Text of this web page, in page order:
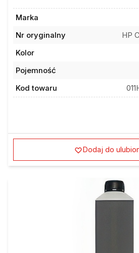
Marka
Nr oryginalny
HP
Kolor
Pojemność
Kod towaru
Dodaj do